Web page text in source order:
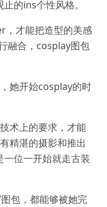
的ins个性风格。
，才能把造型的美感
融合，cosplay图包
她开始cosplay的时
术上的要求，才能
精湛的摄影和推出
一位一开始就走古装
包，都能够被她完